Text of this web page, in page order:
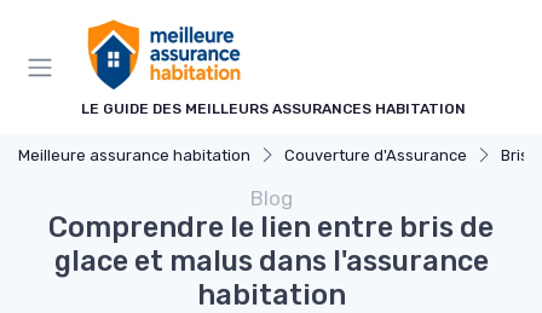
LE GUIDE DES MEILLEURS ASSURANCES HABITATION
Meilleure assurance habitation Couverture d'Assurance Bris
Blog
Comprendre le lien entre bris de
glace et malus dans l'assurance
habitation
Panneau de gestion des cookies